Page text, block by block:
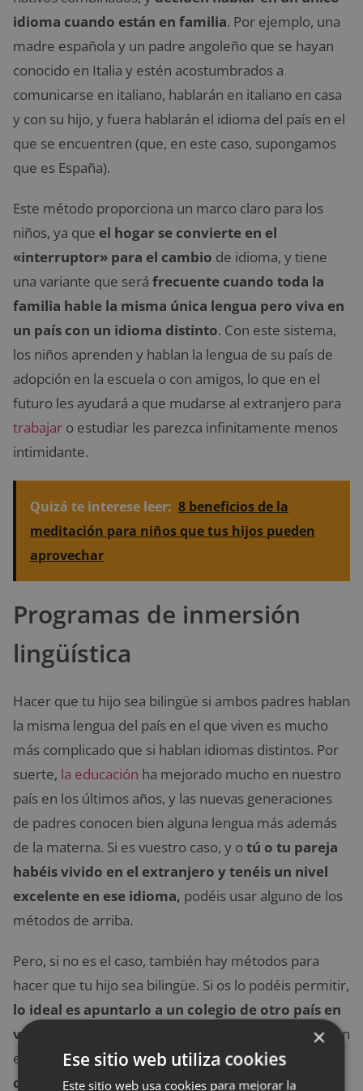
idioma cuando están en familia. Por ejemplo, una
madre española y un padre angoleño que se hayan
conocido en Italia y estén acostumbrados a
comunicarse en italiano, hablarán en italiano en casa
y con su hijo, y fuera hablarán el idioma del país en el
que se encuentren (que, en este caso, supongamos
que es España).
Este método proporciona un marco claro para los
niños, ya que el hogar se convierte en el
«interruptor» para el cambio de idioma, y tiene
una variante que será frecuente cuando toda la
familia hable la misma única lengua pero viva en
un país con un idioma distinto. Con este sistema,
los niños aprenden y hablan la lengua de su país de
adopción en la escuela o con amigos, lo que en el
futuro les ayudará a que mudarse al extranjero para
trabajar o estudiar les parezca infinitamente menos
intimidante.
Quizá te interese leer: 8 beneficios de la
meditación para niños que tus hijos pueden
aprovechar
Programas de inmersión
lingüística
Hacer que tu hijo sea bilingüe si ambos padres hablan
la misma lengua del país en el que viven es mucho
más complicado que si hablan idiomas distintos. Por
suerte, la educación ha mejorado mucho en nuestro
país en los últimos años, y las nuevas generaciones
de padres conocen bien alguna lengua más además
de la materna. Si es vuestro caso, y otú o tu pareja
habéis vivido en el extranjero y tenéis un nivel
excelente en ese idioma, podéis usar alguno de los
métodos de arriba.
Pero, si no es el caso, también hay métodos para
hacer que tu hijo sea bilingüe. Si os lo podéis permitir,
lo ideal es apuntarlo a un colegio de otro país en
vuestra ciudad
cuyas clases al completo se impartan
en un idioma extranjero: elcolegio británico,
colegio alemán, liceo francés …
×
Ese sitio web utiliza cookies
Este sitio web usa cookies para mejorar la